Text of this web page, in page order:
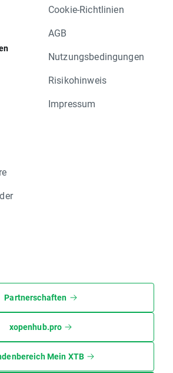
Cookie-Richtlinien
AGB
Nutzungsbedingungen
Risikohinweis
Impressum
Partnerschaften
xopenhub.pro
Mein XTB